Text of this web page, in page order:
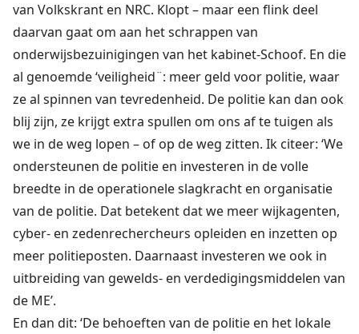
van Volkskrant en NRC. Klopt – maar een flink deel
daarvan gaat om aan het schrappen van
onderwijsbezuinigingen van het kabinet-Schoof. En die
al genoemde ‘veiligheid¨: meer geld voor politie, waar
ze al spinnen van tevredenheid. De politie kan dan ook
blij zijn, ze krijgt extra spullen om ons af te tuigen als
we in de weg lopen – of op de weg zitten. Ik citeer: ‘We
ondersteunen de politie en investeren in de volle
breedte in de operationele slagkracht en organisatie
van de politie. Dat betekent dat we meer wijkagenten,
cyber- en zedenrechercheurs opleiden en inzetten op
meer politieposten. Daarnaast investeren we ook in
uitbreiding van gewelds- en verdedigingsmiddelen van
de ME’.
En dan dit: ‘De behoeften van de politie en het lokale